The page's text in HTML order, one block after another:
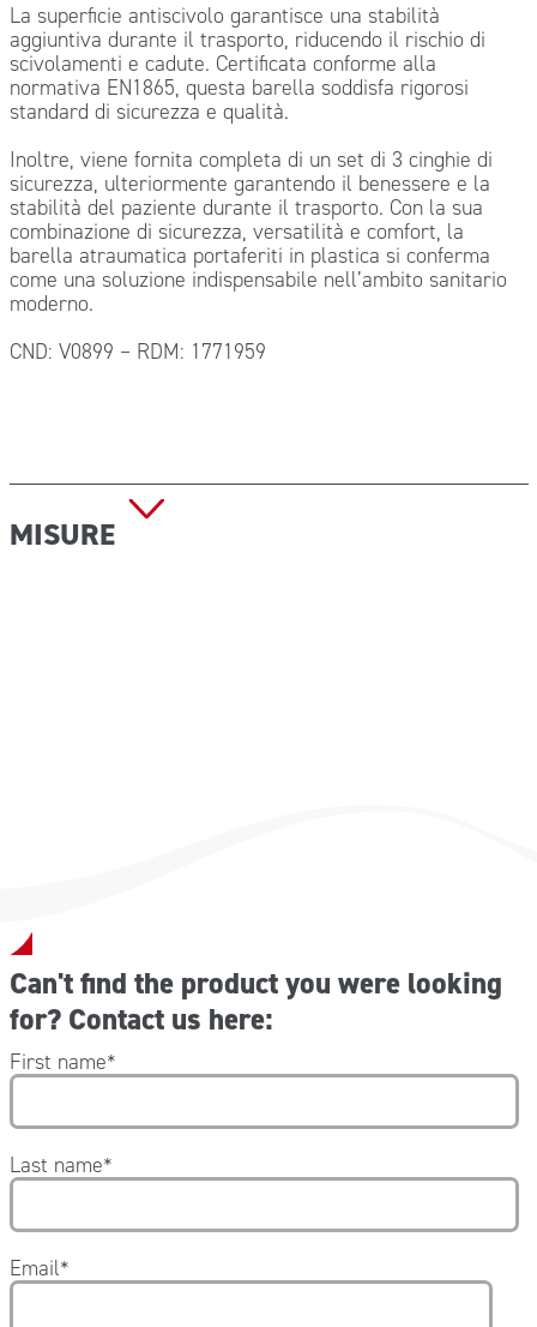
La superficie antiscivolo garantisce una stabilità
aggiuntiva durante il trasporto, riducendo il rischio di
scivolamenti e cadute. Certificata conforme alla
normativa EN1865, questa barella soddisfa rigorosi
standard di sicurezza e qualità.
Inoltre, viene fornita completa di un set di 3 cinghie di
sicurezza, ulteriormente garantendo il benessere e la
stabilità del paziente durante il trasporto. Con la sua
combinazione di sicurezza, versatilità e comfort, la
barella atraumatica portaferiti in plastica si conferma
come una soluzione indispensabile nell’ambito sanitario
moderno.
CND: V0899 – RDM: 1771959
MISURE
Can't find the product you were looking
for? Contact us here:
First name*
Last name*
Email*